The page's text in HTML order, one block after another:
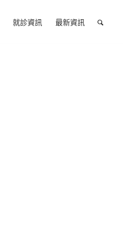
就診資訊 最新資訊